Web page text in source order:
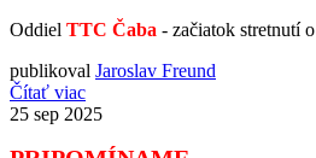
Oddiel TTC Čaba - začiatok stretnutí o
publikoval Jaroslav Freund
Čítať viac
25 sep 2025